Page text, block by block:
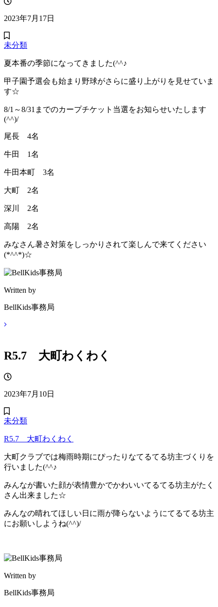
2023年7月17日
未分類
夏本番の季節になってきました(^^♪
甲子園予選会も始まり野球がさらに盛り上がりを見せていま
す☆
8/1～8/31までのカープチケット当選をお知らせいたします
(^^)/
尾長 4名
牛田 1名
牛田本町 3名
大町 2名
深川 2名
高陽 2名
みなさん暑さ対策をしっかりされて楽しんで来てください
(*^^*)☆
Written by
BellKids事務局
R5.7 大町わくわく
2023年7月10日
未分類
R5.7 大町わくわく
大町クラブでは梅雨時期にぴったりなてるてる坊主づくりを
行いました(^^♪
みんなが書いた顔が表情豊かでかわいいてるてる坊主がたく
さん出来ました☆
みんなの晴れてほしい日に雨が降らないようにてるてる坊主
にお願いしようね(^^)/
Written by
BellKids事務局